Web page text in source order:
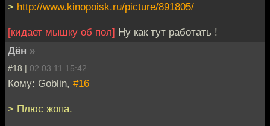
> http://www.kinopoisk.ru/picture/891805/
[кидает мышку об пол] Ну как тут работать !
Дён »
#18 | 02.03.11 15:42
Кому: Goblin, #16
> Плюс жопа.